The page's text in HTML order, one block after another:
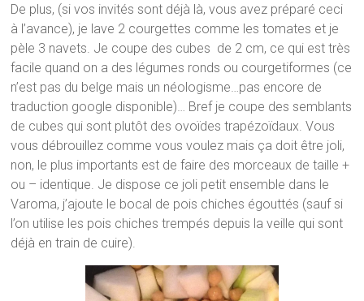
De plus, (si vos invités sont déjà là, vous avez préparé ceci
à l’avance), je lave 2 courgettes comme les tomates et je
pèle 3 navets. Je coupe des cubes de 2 cm, ce qui est très
facile quand on a des légumes ronds ou courgetiformes (ce
n’est pas du belge mais un néologisme…pas encore de
traduction google disponible)… Bref je coupe des semblants
de cubes qui sont plutôt des ovoïdes trapézoïdaux. Vous
vous débrouillez comme vous voulez mais ça doit être joli,
non, le plus importants est de faire des morceaux de taille +
ou – identique. Je dispose ce joli petit ensemble dans le
Varoma, j’ajoute le bocal de pois chiches égouttés (sauf si
l’on utilise les pois chiches trempés depuis la veille qui sont
déjà en train de cuire).